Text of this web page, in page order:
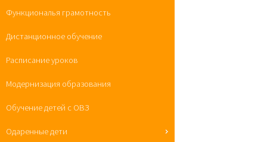
Функциональя грамотность
Дистанционное обучение
Расписание уроков
Модернизация образования
Обучение детей с ОВЗ
Одаренные дети